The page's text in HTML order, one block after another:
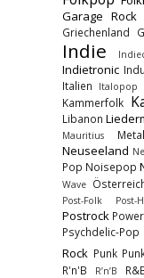
Garage Rock
Griechenland
Indie
Indietronic
Italien Italopop
Kammerfolk
Libanon
Mauritius
Metal
Neuseeland
Pop Noisepop
Wave
Post-Folk
Post-
Postrock
Psychdelic-Pop
Rock Punk
R'n'B R’n’B